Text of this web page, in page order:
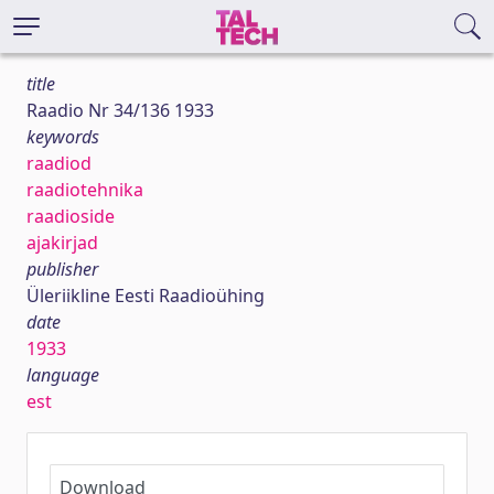
title
Raadio Nr 34/136 1933
keywords
raadiod
raadiotehnika
raadioside
ajakirjad
publisher
Üleriikline Eesti Raadioühing
date
1933
language
est
Download